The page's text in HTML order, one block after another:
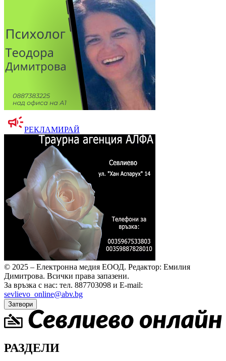
РЕКЛАМИРАЙ
© 2025 – Електронна медия ЕООД. Редактор: Емилия
Димитрова. Всички права запазени.
За връзка с нас: тел. 887703098 и E-mail:
sevlievo_online@abv.bg
Затвори
РАЗДЕЛИ